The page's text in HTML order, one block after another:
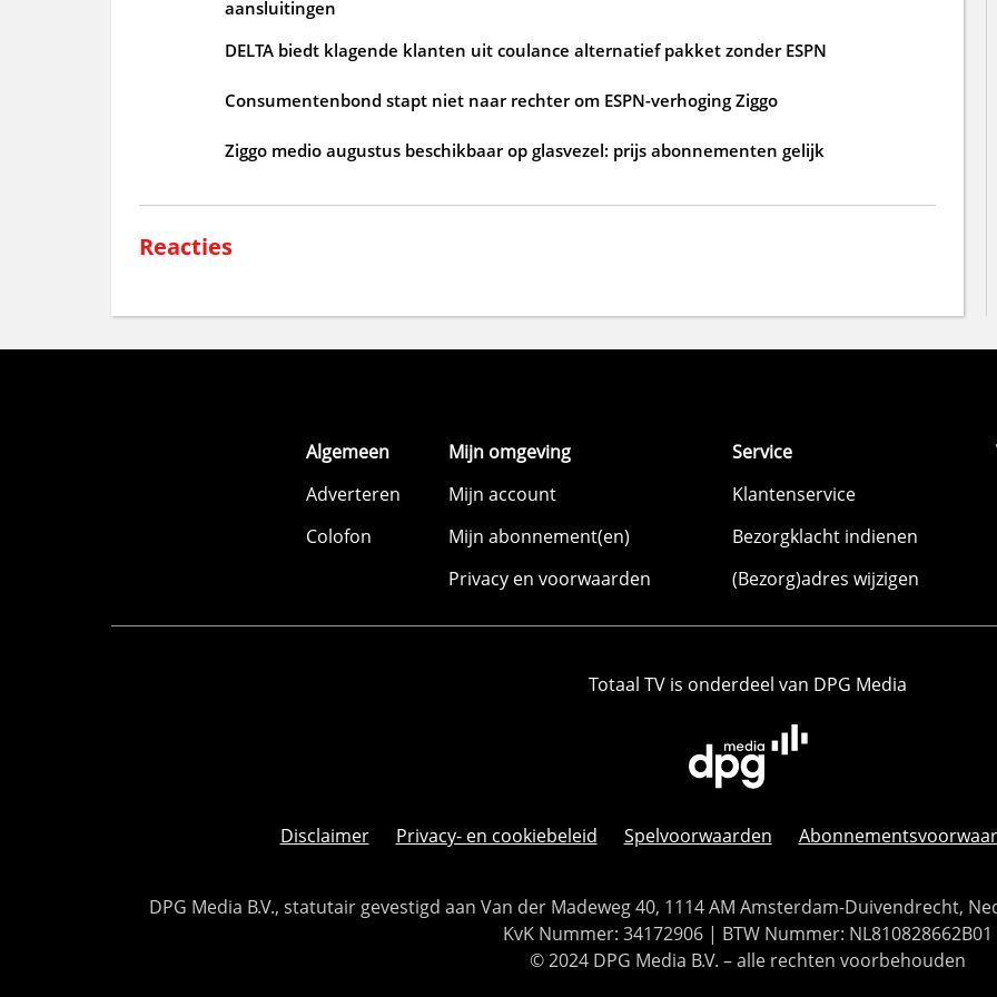
aansluitingen
DELTA biedt klagende klanten uit coulance alternatief pakket zonder ESPN
Consumentenbond stapt niet naar rechter om ESPN-verhoging Ziggo
Ziggo medio augustus beschikbaar op glasvezel: prijs abonnementen gelijk
Reacties
Algemeen
Adverteren
Colofon
Mijn omgeving
Mijn account
Mijn abonnement(en)
Privacy en voorwaarden
Service
Klantenservice
Bezorgklacht indienen
(Bezorg)adres wijzigen
Totaal TV is onderdeel van DPG Media
Disclaimer Privacy- en cookiebeleid Spelvoorwaarden
DPG Media B.V., statutair gevestigd aan Van der Madeweg 40, 1114 AM Amsterdam-Duivendrecht,
KvK Nummer: 34172906 | BTW Nummer: NL810828662B01
© 2024 DPG Media B.V. – alle rechten voorbehouden